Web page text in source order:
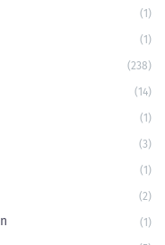
(1)
(1)
(238)
(14)
(1)
(3)
(1)
(2)
(1)